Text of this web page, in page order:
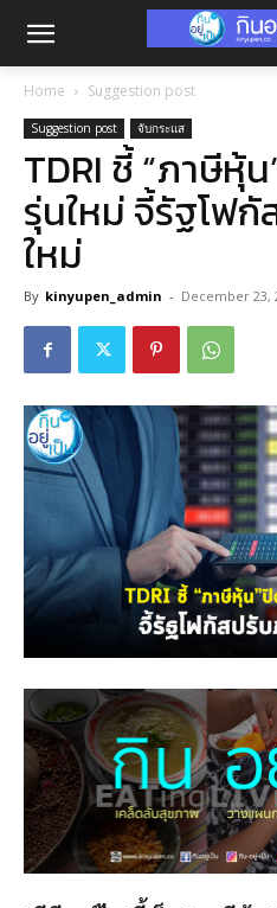
Home Suggestion post
Suggestion post จับกระแส
TDRI ชี้ “ภาษีหุ้
รุ่นใหม่ จี้รัฐโฟ
ใหม่
By kinyupen_admin - December 23,